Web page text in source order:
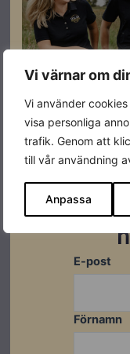
Vi värnar om
Vi använder
visa personliga
trafik. Genom att
till vår användning
Anpassa
Specifikationer
Produktgaranti
Färg
Varumärke
Leverantörens
E-post
Förnamn